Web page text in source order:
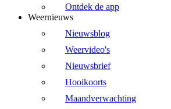
Ontdek de app
Weernieuws
Nieuwsblog
Weervideo's
Nieuwsbrief
Hooikoorts
Maandverwachting